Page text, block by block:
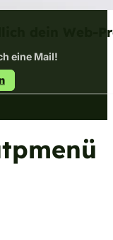
dein Web-
eine Mail!